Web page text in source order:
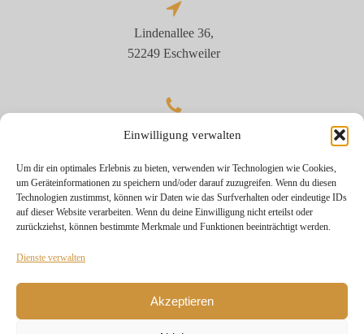
Einwilligung verwalten
Um dir ein optimales Erlebnis zu bieten, verwenden wir Technologien wie Cookies,
um Geräteinformationen zu speichern und/oder darauf zuzugreifen. Wenn du diesen
Technologien zustimmst, können wir Daten wie das Surfverhalten oder eindeutige IDs
auf dieser Website verarbeiten. Wenn du deine Einwilligung nicht erteilst oder
zurückziehst, können bestimmte Merkmale und Funktionen beeinträchtigt werden.
Dienste verwalten
Akzeptieren
Lindenallee 36,
52249 Eschweiler
02403 / 519 8088
info@der-salon-weisweiler.de